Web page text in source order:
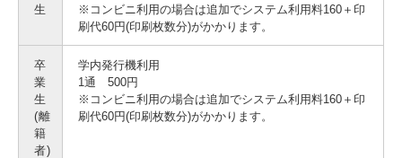
生
※コンビニ利用の場合は追加でシステム利用料160＋印
刷代60円(印刷枚数分)がかかります。
卒
業
生
(離
籍
者)
学内発行機利用
1通 500円
※コンビニ利用の場合は追加でシステム利用料160＋印
刷代60円(印刷枚数分)がかかります。